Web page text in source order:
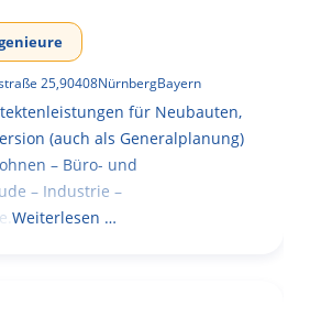
25,90408NürnbergBayern
für Neubauten,
(auch als Generalplanung)
– Büro- und
– Industrie –
Weiterlesen …